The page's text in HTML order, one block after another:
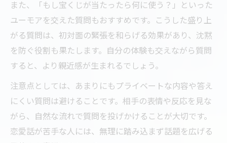
また、「もし宝くじが当たったら何に使う？」といった
ユーモアを交えた質問もおすすめです。こうした盛り上
がる質問は、初対面の緊張を和らげる効果があり、沈黙
を防ぐ役割も果たします。自分の体験も交えながら質問
すると、より親近感が生まれるでしょう。
注意点としては、あまりにもプライベートな内容や答え
にくい質問は避けることです。相手の表情や反応を見な
がら、自然な流れで質問を投げかけることが大切です。
恋愛話が苦手な人には、無理に踏み込まず話題を広げる